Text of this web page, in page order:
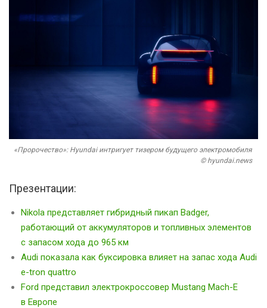
«Пророчество»: Hyundai интригует тизером будущего электромобиля
© hyundai.news
Презентации:
Nikola представляет гибридный пикап Badger,
работающий от аккумуляторов и топливных элементов
с запасом хода до 965 км
Audi показала как буксировка влияет на запас хода Audi
e-tron quattro
Ford представил электрокроссовер Mustang Mach-E
в Европе